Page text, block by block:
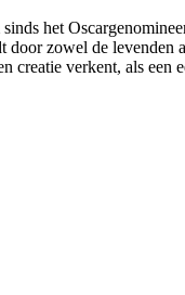
het
zowel de
creatie verkent, als